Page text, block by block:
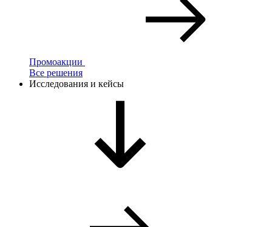
Промоакции
Все решения
Исследования и кейсы